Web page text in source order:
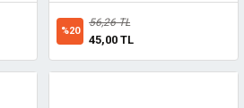
%20
56,26 TL
45,00 TL